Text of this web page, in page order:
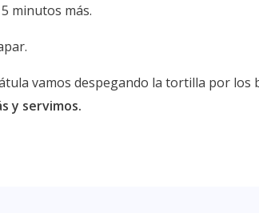
minutos más.
vamos despegando la tortilla por los
y servimos.